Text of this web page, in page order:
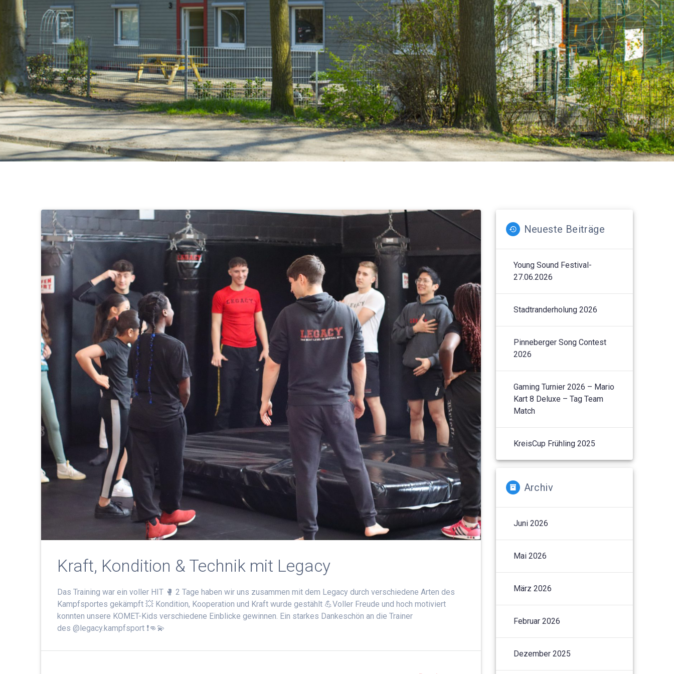
Kraft, Kondition & Technik mit Legacy
Das Training war ein voller HIT 🥊 2 Tage haben wir uns zusammen mit dem Legacy durch verschiedene Arten des
Kampfsportes gekämpft 💥 Kondition, Kooperation und Kraft wurde gestählt 💪Voller Freude und hoch motiviert
konnten unsere KOMET-Kids verschiedene Einblicke gewinnen. Ein starkes Dankeschön an die Trainer
des @legacy.kampfsport ❗️👊💫
Neueste Beiträge
Young Sound Festival-
27.06.2026
Stadtranderholung 2026
Pinneberger Song Contest
2026
Gaming Turnier 2026 – Mario
Kart 8 Deluxe – Tag Team
Match
KreisCup Frühling 2025
Archiv
Juni 2026
Mai 2026
März 2026
Februar 2026
Dezember 2025